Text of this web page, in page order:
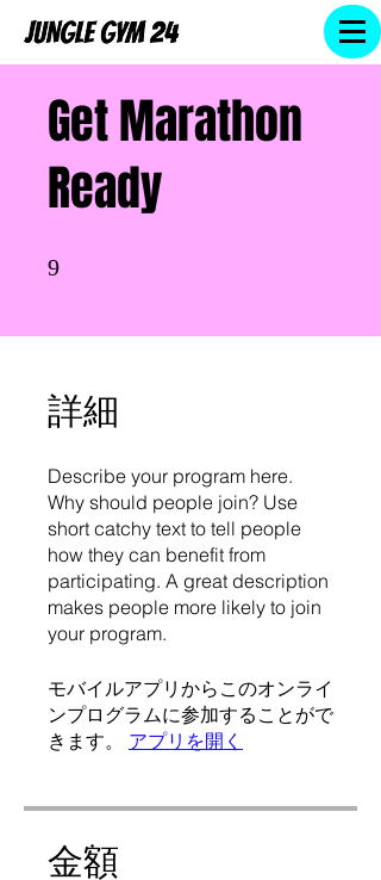
Get Marathon
Ready
9
詳細
Describe your program here.
Why should people join? Use
short catchy text to tell people
how they can benefit from
participating. A great description
makes people more likely to join
your program.
モバイルアプリからこのオンライ
ンプログラムに参加することがで
きます。
アプリを開く
金額